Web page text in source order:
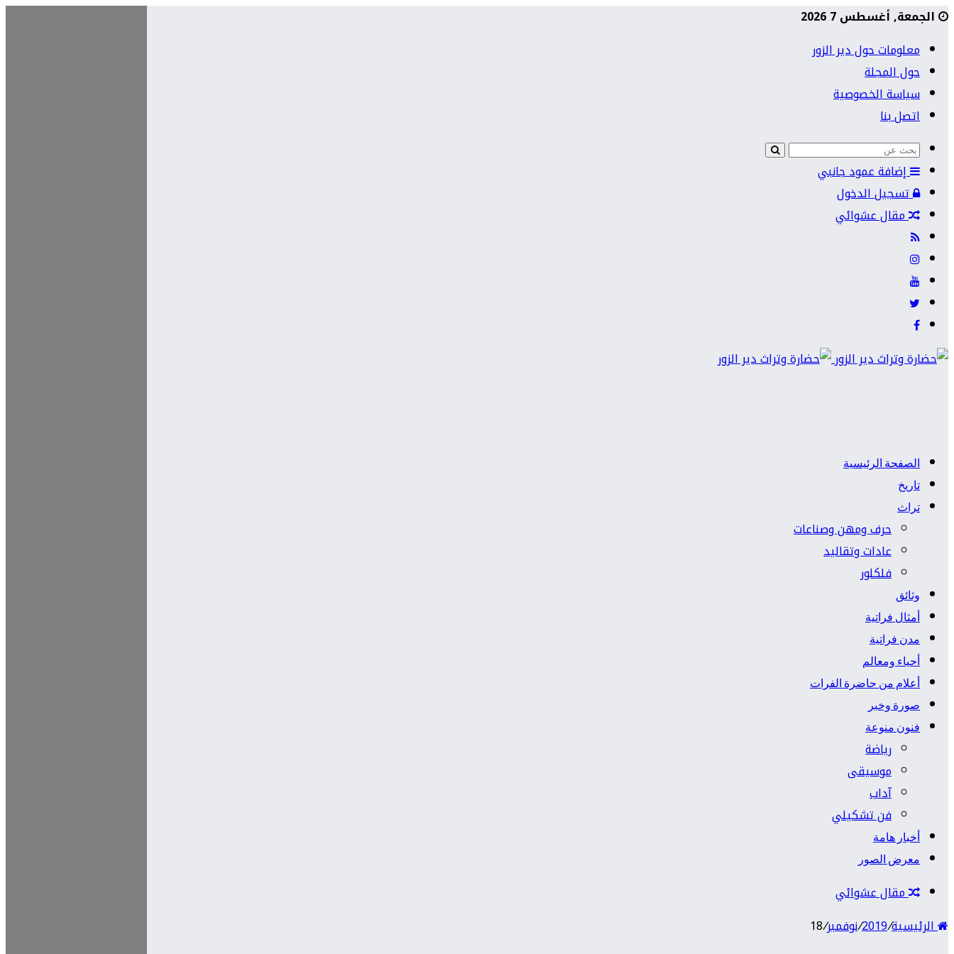
الجمعة, أغسطس 7 2026
معلومات حول دير الزور
حول المجلة
سياسة الخصوصية
اتصل بنا
إضافة عمود جانبي
تسجيل الدخول
مقال عشوائي
الصفحة الرئيسية
تاريخ
تراث
حرف ومهن وصناعات
عادات وتقاليد
فلكلور
وثائق
أمثال فراتية
مدن فراتية
أحياء ومعالم
أعلام من حاضرة الفرات
صورة وخبر
فنون منوعة
رياضة
موسيقى
آداب
فن تشكيلي
أخبار هامة
معرض الصور
مقال عشوائي
الرئيسية/
2019
/نوفمبر/
18